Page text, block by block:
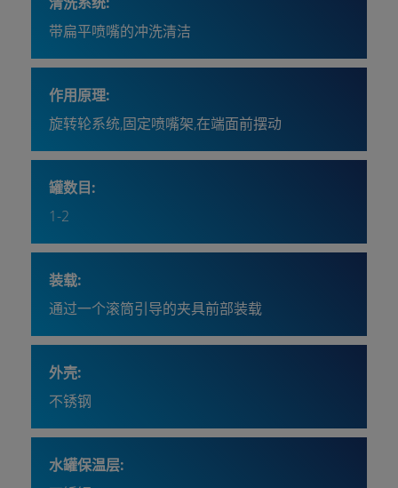
带扁平喷嘴的冲洗清洁
作用原理:
旋转轮系统,固定喷嘴架,在端面前摆动
罐数目:
1-2
装载:
通过一个滚筒引导的夹具前部装载
外壳:
不锈钢
水罐保温层: